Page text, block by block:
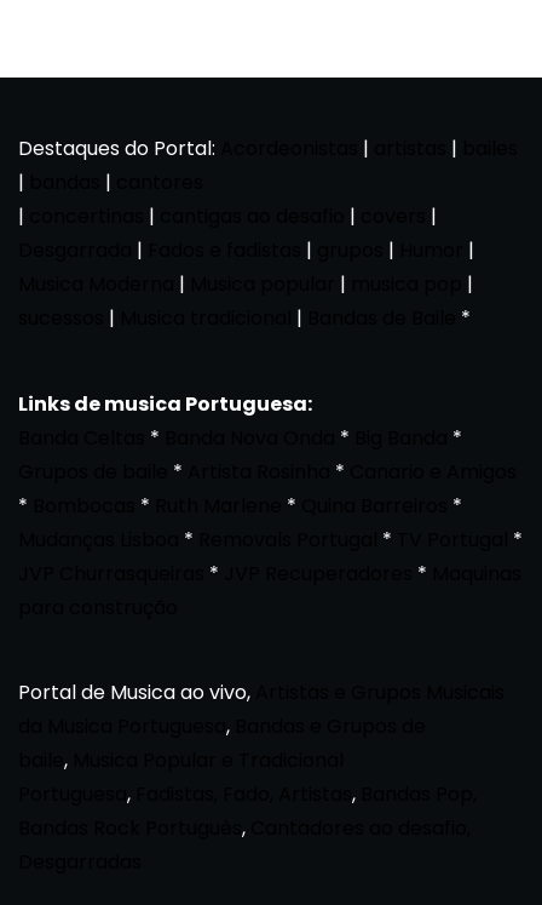
Destaques do Portal: | |
|
|
|
| |
|
| | |
|
| |
|
| | *
Links de musica Portuguesa:
* *
*
* *
*
* *
*
* *
*
* *
Portal de Musica ao vivo,
,
,
, ,
,